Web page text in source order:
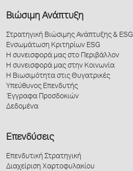
Βιώσιμη Ανάπτυξη
Στρατηγική Βιώσιμης Ανάπτυξης & ESG
Ενσωμάτωση Κριτηρίων ESG
Η συνεισφορά μας στο Περιβάλλον
Η συνεισφορά μας στην Κοινωνία
Η Βιωσιμότητα στις Θυγατρικές
Υπεύθυνος Επενδυτής
Έγγραφα Προσδοκιών
Δεδομένα
Επενδύσεις
Επενδυτική Στρατηγική
Διαχείριση Χαρτοφυλακίου